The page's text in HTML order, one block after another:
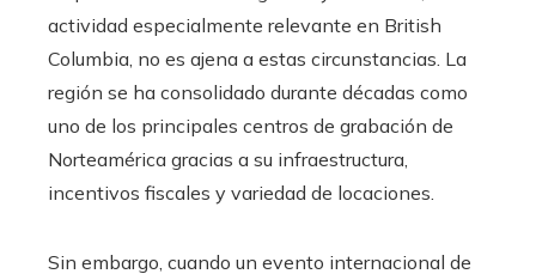
actividad especialmente relevante en British
Columbia, no es ajena a estas circunstancias. La
región se ha consolidado durante décadas como
uno de los principales centros de grabación de
Norteamérica gracias a su infraestructura,
incentivos fiscales y variedad de locaciones.
Sin embargo, cuando un evento internacional de